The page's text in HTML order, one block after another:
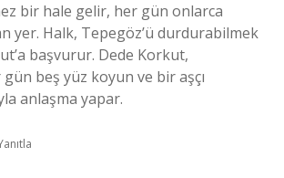
bir hale gelir, her gün onlarca
yer. Halk, Tepegöz’ü durdurabilmek
başvurur. Dede Korkut,
gün beş yüz koyun ve bir aşçı
anlaşma yapar.